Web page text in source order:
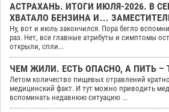
АСТРАХАНЬ. ИТОГИ ИЮЛЯ-2026. В
ХВАТАЛО БЕНЗИНА И…
Ну, вот и июль закончился. Пора бегло
раз. Нет, все главные атрибуты и симптомы
открыли, спли...
ЧЕМ ЖИЛИ. ЕСТЬ ОПАСНО, А ПИТЬ –
Летом количество пищевых отравлений
медицинский факт. И тут можно приводить
вспоминать недавнюю ситуацию ...